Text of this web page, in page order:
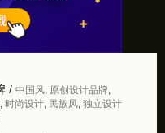
/ 中国风, 原创设计品牌,
时尚设计, 民族风, 独立设计